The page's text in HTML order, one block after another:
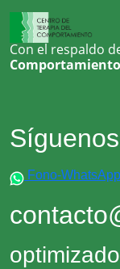
Con el respaldo
Comportamiento
Fono-WhatsApp